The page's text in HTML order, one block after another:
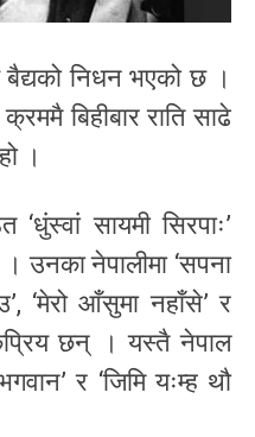
निधन भएको छ ।
बिहीबार राति साढे
।
‘धुंस्वां सायमी सिरपाः’
उनका नेपालीमा ‘सपना
‘मेरो आँसुमा नहाँसे’ र
छन् । यस्तै नेपाल
र ‘जिमि यःम्ह थौ